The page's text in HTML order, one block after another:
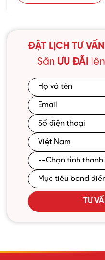
ĐẶT LỊCH TƯ VẤN
Săn ƯU ĐÃI
TƯ